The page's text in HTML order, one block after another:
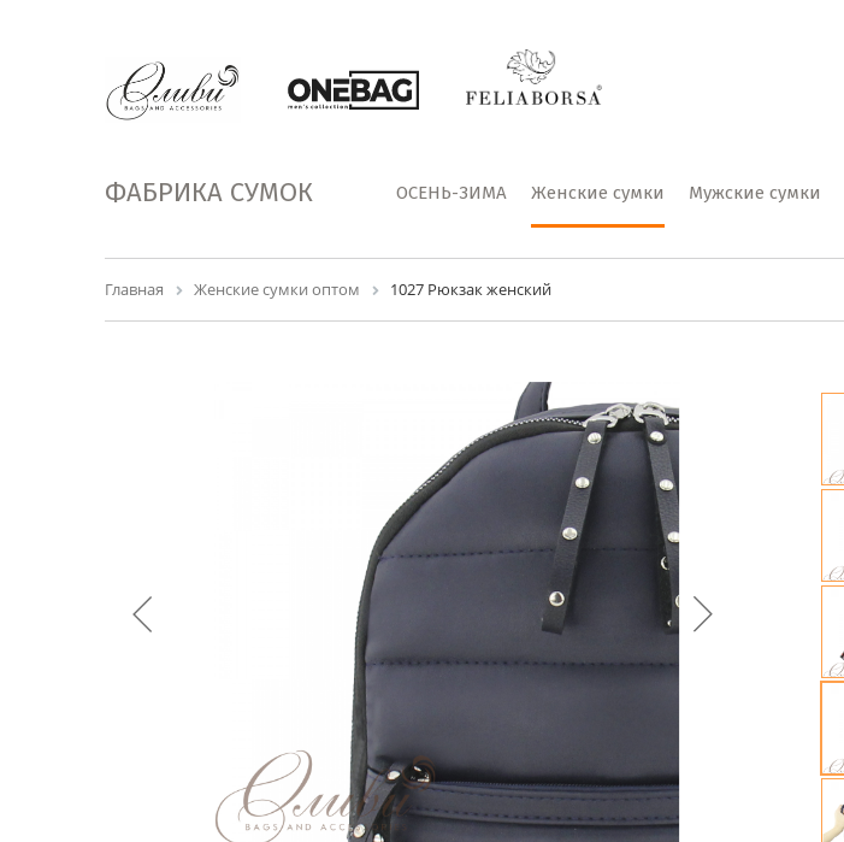
ФАБРИКА СУМОК ОСЕНЬ-ЗИМА Женские сумки Мужские сумки
Главная Женские сумки оптом 1027 Рюкзак женский